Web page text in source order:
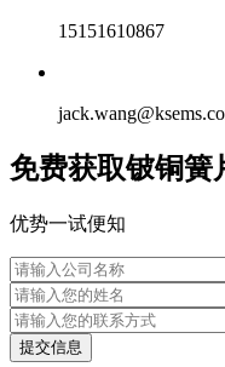
15151610867
免费获取铍铜簧
优势一试便知
提交信息